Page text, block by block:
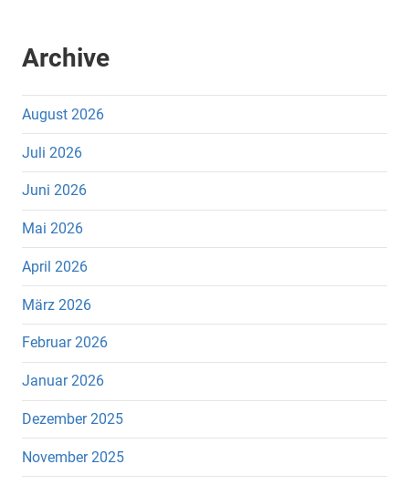
Archive
August 2026
Juli 2026
Juni 2026
Mai 2026
April 2026
März 2026
Februar 2026
Januar 2026
Dezember 2025
November 2025